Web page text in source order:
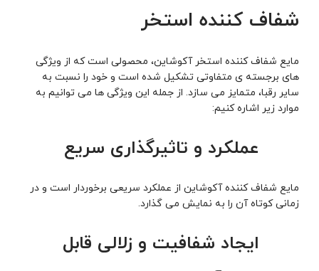
شفاف کننده استخر
مایع شفاف کننده استخر آکوشاین، محصولی است که از ویژگی
های برجسته ی متفاوتی تشکیل شده است و خود را نسبت به
سایر رقبا، متمایز می سازد. از جمله این ویژگی ها می توانیم به
موارد زیر اشاره کنیم:
­ عملکرد و تاثیرگذاری سریع
مایع شفاف کننده آکوشاین از عملکرد سریعی برخوردار است و در
زمانی کوتاه آن را به نمایش می گذارد.
­ ایجاد شفافیت و زلالی قابل